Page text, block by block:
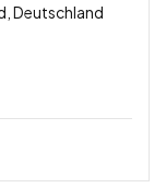
Deutschland